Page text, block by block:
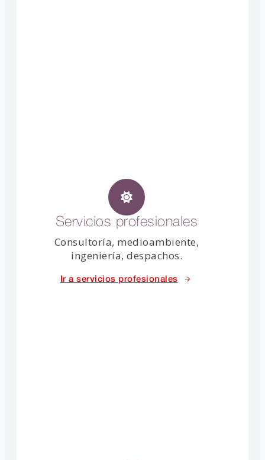
Servicios profesionales
Consultoría, medioambiente,
ingeniería, despachos.
Ir a servicios profesionales